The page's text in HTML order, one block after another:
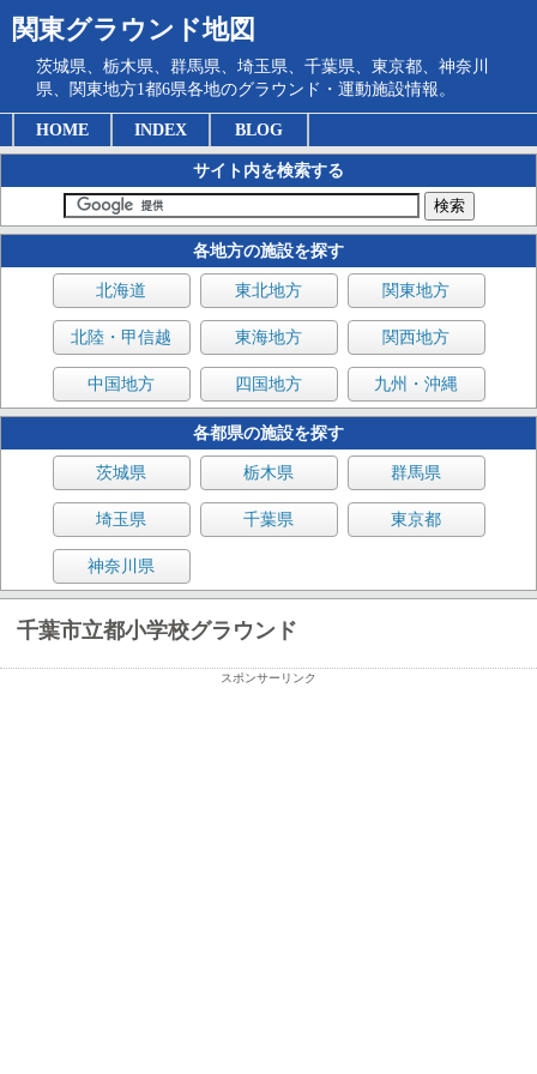
関東グラウンド地図
茨城県、栃木県、群馬県、埼玉県、千葉県、東京都、神奈川
県、関東地方1都6県各地のグラウンド・運動施設情報。
HOME INDEX BLOG
サイト内を検索する
各地方の施設を探す
北海道 東北地方 関東地方
北陸・甲信越 東海地方 関西地方
中国地方 四国地方 九州・沖縄
各都県の施設を探す
茨城県 栃木県 群馬県
埼玉県 千葉県 東京都
神奈川県
千葉市立都小学校グラウンド
スポンサーリンク